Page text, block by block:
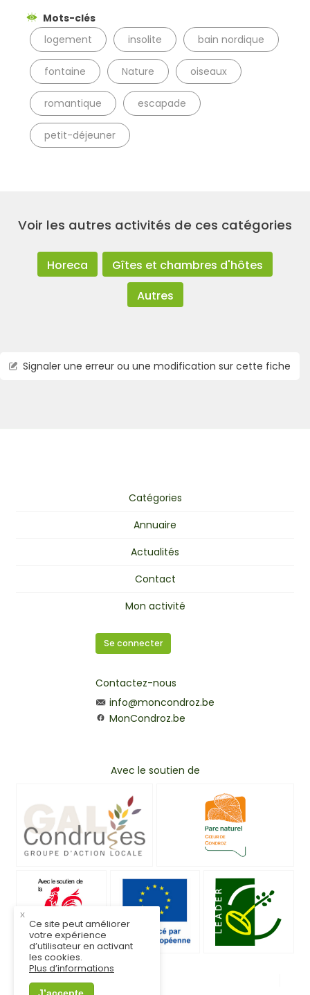
Mots-clés
logement
insolite bain nordique
fontaine Nature oiseaux
romantique escapade
petit-déjeuner
Voir les autres activités de ces catégories
Horeca
Gîtes et chambres d'hôtes
Autres
Signaler une erreur ou une modification sur cette fiche
Catégories
Annuaire
Actualités
Contact
Mon activité
Se connecter
Contactez-nous
info@moncondroz.be
MonCondroz.be
Avec le soutien de
© MonCondroz.be
x
Ce site peut améliorer
votre expérience
d’utilisateur en activant
les cookies.
Plus d’informations